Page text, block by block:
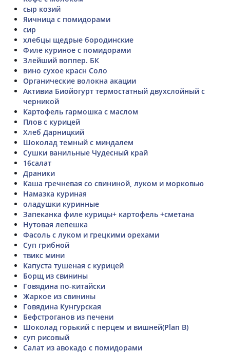
сыр козий
Яичница с помидорами
сир
хлебцы щедрые бородинские
Филе куриное с помидорами
Злейший воппер. БК
вино сухое красн Соло
Органические волокна акации
Активиа Биойогурт термостатный двухслойный с
черникой
Картофель гармошка с маслом
Плов с курицей
Хлеб Дарницкий
Шоколад темный с миндалем
Сушки ванильные Чудесный край
16салат
Драники
Каша гречневая со свининой, луком и морковью
Намазка куриная
оладушки куринные
Запеканка филе курицы+ картофель +сметана
Нутовая лепешка
Фасоль с луком и грецкими орехами
Суп грибной
твикс мини
Капуста тушеная с курицей
Борщ из свинины
Говядина по-китайски
Жаркое из свинины
Говядина Кунгурская
Бефстроганов из печени
Шоколад горький с перцем и вишней(Plan B)
суп рисовый
Салат из авокадо с помидорами